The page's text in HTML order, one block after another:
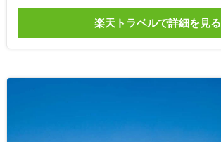
楽天トラベルで詳細を見る